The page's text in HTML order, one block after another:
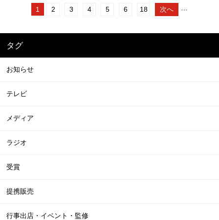
1 2 3 4 5 6 18 次へ
タグ
お知らせ
テレビ
メディア
ラジオ
受賞
提携販売
行事出店・イベント・監修